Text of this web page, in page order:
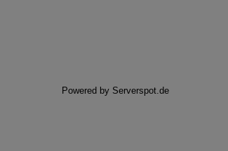
Powered by Serverspot.de